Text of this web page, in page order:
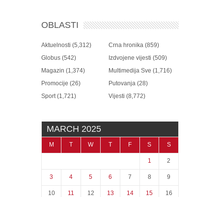
OBLASTI
Aktuelnosti (5,312) Crna hronika (859)
Globus (542) Izdvojene vijesti (509)
Magazin (1,374) Multimedija Sve (1,716)
Promocije (26) Putovanja (28)
Sport(1,721) Vijesti (8,772)
MARCH 2025
M T W T F S S
1 2
3 4 5 6 7 8 9
10 11 12 13 14 15 16